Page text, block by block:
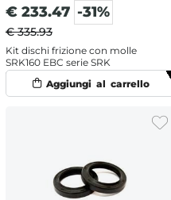
€ 233.47 -31%
€ 335.93
Kit dischi frizione con molle
SRK160 EBC serie SRK